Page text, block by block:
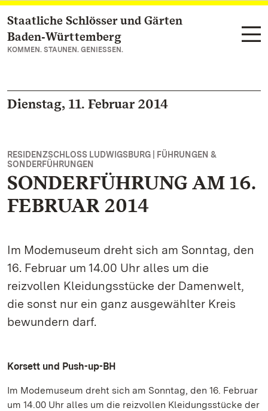
Zum Hauptinhalt springen
Staatliche Schlösser und Gärten
Baden‑Württemberg
KOMMEN. STAUNEN. GENIESSEN.
Dienstag, 11. Februar 2014
RESIDENZSCHLOSS LUDWIGSBURG | FÜHRUNGEN &
SONDERFÜHRUNGEN
SONDERFÜHRUNG AM 16.
FEBRUAR 2014
Im Modemuseum dreht sich am Sonntag, den
16. Februar um 14.00 Uhr alles um die
reizvollen Kleidungsstücke der Damenwelt,
die sonst nur ein ganz ausgewählter Kreis
bewundern darf.
Korsett und Push-up-BH
Im Modemuseum dreht sich am Sonntag, den 16. Februar
um 14.00 Uhr alles um die reizvollen Kleidungsstücke der